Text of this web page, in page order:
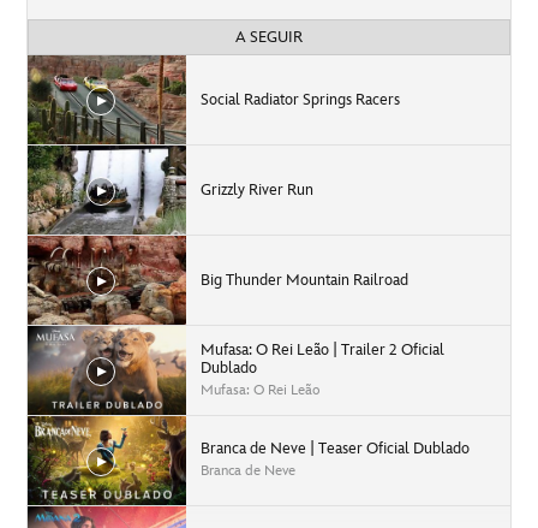
A SEGUIR
Social Radiator Springs Racers
Grizzly River Run
Big Thunder Mountain Railroad
Mufasa: O Rei Leão | Trailer 2 Oficial
Dublado
Mufasa: O Rei Leão
Branca de Neve | Teaser Oficial Dublado
Branca de Neve